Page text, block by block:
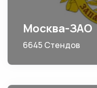
Москва-ЗАО
6645 Стендов